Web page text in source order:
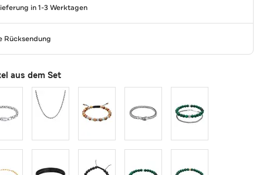
in 1-3 Werktagen
Rücksendung
aus dem Set